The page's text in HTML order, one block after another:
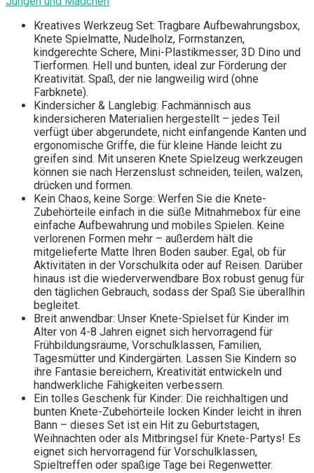
Kreatives Werkzeug Set: Tragbare Aufbewahrungsbox,
Knete Spielmatte, Nudelholz, Formstanzen,
kindgerechte Schere, Mini-Plastikmesser, 3D Dino und
Tierformen. Hell und bunten, ideal zur Förderung der
Kreativität. Spaß, der nie langweilig wird (ohne
Farbknete).
Kindersicher & Langlebig: Fachmännisch aus
kindersicheren Materialien hergestellt – jedes Teil
verfügt über abgerundete, nicht einfangende Kanten und
ergonomische Griffe, die für kleine Hände leicht zu
greifen sind. Mit unseren Knete Spielzeug werkzeugen
können sie nach Herzenslust schneiden, teilen, walzen,
drücken und formen.
Kein Chaos, keine Sorge: Werfen Sie die Knete-
Zubehörteile einfach in die süße Mitnahmebox für eine
einfache Aufbewahrung und mobiles Spielen. Keine
verlorenen Formen mehr – außerdem hält die
mitgelieferte Matte Ihren Boden sauber. Egal, ob für
Aktivitäten in der Vorschulkita oder auf Reisen. Darüber
hinaus ist die wiederverwendbare Box robust genug für
den täglichen Gebrauch, sodass der Spaß Sie überallhin
begleitet.
Breit anwendbar: Unser Knete-Spielset für Kinder im
Alter von 4-8 Jahren eignet sich hervorragend für
Frühbildungsräume, Vorschulklassen, Familien,
Tagesmütter und Kindergärten. Lassen Sie Kindern so
ihre Fantasie bereichern, Kreativität entwickeln und
handwerkliche Fähigkeiten verbessern.
Ein tolles Geschenk für Kinder: Die reichhaltigen und
bunten Knete-Zubehörteile locken Kinder leicht in ihren
Bann – dieses Set ist ein Hit zu Geburtstagen,
Weihnachten oder als Mitbringsel für Knete-Partys! Es
eignet sich hervorragend für Vorschulklassen,
Spieltreffen oder spaßige Tage bei Regenwetter.